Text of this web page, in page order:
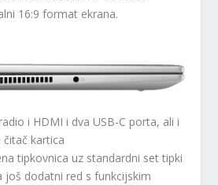
16:9 format ekrana.
i HDMI i dva USB-C porta, ali i
čitač kartica
tipkovnica uz standardni set tipki
još dodatni red s funkcijskim